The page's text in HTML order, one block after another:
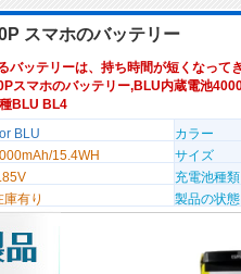
スマホのバッテリー
バッテリーは、持ち時間が短くなって
スマホのバッテリー,BLU内蔵電池
BLU BL4
BLU カラー
15.4WH
サイズ
充電池種類
庫有り 製品の状態